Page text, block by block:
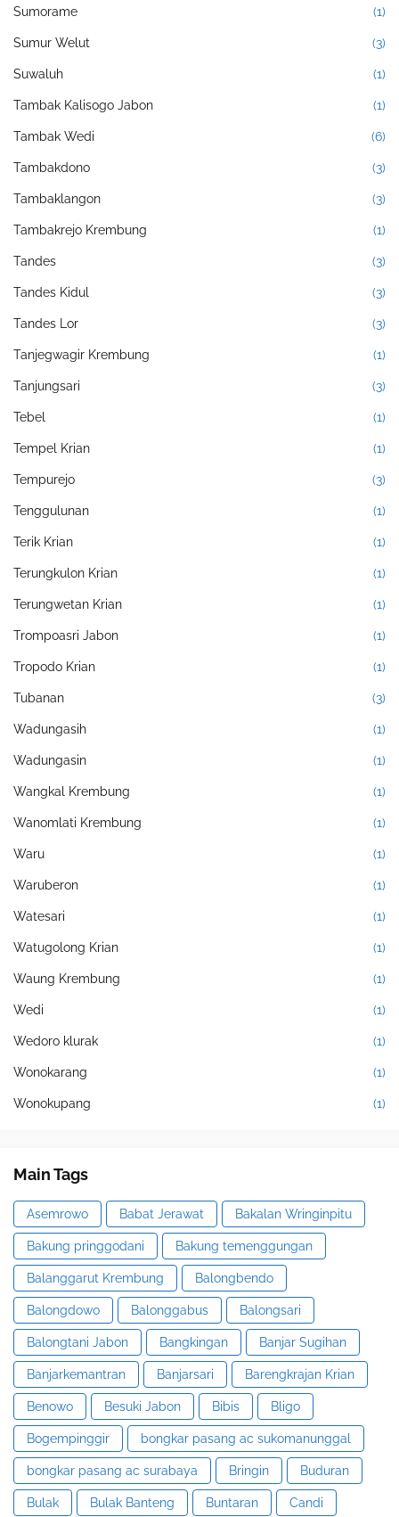
Sumorame (1)
Sumur Welut (3)
Suwaluh (1)
Tambak Kalisogo Jabon (1)
Tambak Wedi (6)
Tambakdono (3)
Tambaklangon (3)
Tambakrejo Krembung (1)
Tandes (3)
Tandes Kidul (3)
Tandes Lor (3)
Tanjegwagir Krembung (1)
Tanjungsari (3)
Tebel (1)
Tempel Krian (1)
Tempurejo (3)
Tenggulunan (1)
Terik Krian (1)
Terungkulon Krian (1)
Terungwetan Krian (1)
Trompoasri Jabon (1)
Tropodo Krian (1)
Tubanan (3)
Wadungasih (1)
Wadungasin (1)
Wangkal Krembung (1)
Wanomlati Krembung (1)
Waru (1)
Waruberon (1)
Watesari (1)
Watugolong Krian (1)
Waung Krembung (1)
Wedi (1)
Wedoro klurak (1)
Wonokarang (1)
Wonokupang (1)
Main Tags
Asemrowo Babat Jerawat Bakalan Wringinpitu
Bakung pringgodani Bakung temenggungan
Balanggarut Krembung Balongbendo
Balongdowo Balonggabus Balongsari
Balongtani Jabon Bangkingan Banjar Sugihan
Banjarkemantran Banjarsari Barengkrajan Krian
Benowo Besuki Jabon Bibis Bligo
Bogempinggir bongkar pasang ac sukomanunggal
bongkar pasang ac surabaya Bringin Buduran
Bulak Bulak Banteng Buntaran Candi